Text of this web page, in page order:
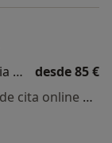
Apoyo y asesoramiento a la lactancia materna
desde 85 €
Este especialista no ofrece reserva de cita online en esta dirección.